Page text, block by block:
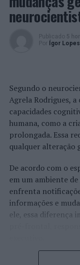
com o título de
Foto: DR.
PRÓXIMO
Porto Moniz: PSP
estupefacientes
NÃO PERCA
Anadia: Propostas
reabilitação
Publicado 5
Por
Ígor Lopes
Segundo o
Agrela Rodrigues,
capacidades
humana, como a
prolongada. Essa
qualquer alteração
De acordo com o
em um ambiente
enfrenta
informações e
ele, essa diferença
O pesquisador